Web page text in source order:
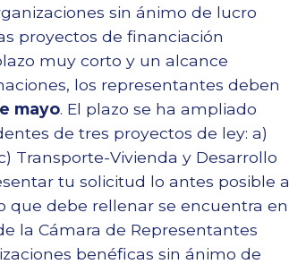
sin ánimo de lucro
proyectos de financiación
muy corto y un alcance
los representantes deben
mayo. El plazo se ha ampliado
de tres proyectos de ley: a)
Transporte-Vivienda y Desarrollo
tu solicitud lo antes posible a
que debe rellenar se encuentra en
la Cámara de Representantes
benéficas sin ánimo de